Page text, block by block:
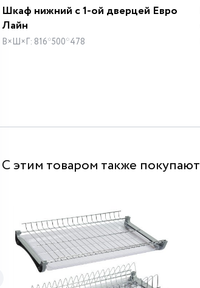
Шкаф нижний с 1-ой дверцей Евро
Лайн
В×Ш×Г: 816*500*478
С этим товаром также покупают